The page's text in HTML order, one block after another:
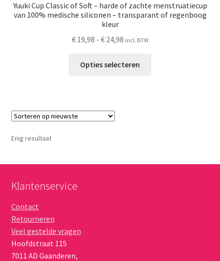
Yuuki Cup Classic of Soft – harde of zachte menstruatiecup
van 100% medische siliconen – transparant of regenboog
kleur
€ 19,98 - € 24,98 Prijsklasse:
tot
incl. BTW
Opties selecteren
Enig resultaat
Klantenservice
Contact
Retourneren
Veel gestelde vragen
Hoofdstraat 115
7011 AD Gaanderen,